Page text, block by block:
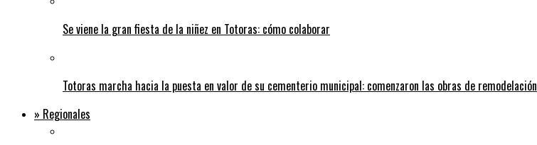
Se viene la gran fiesta de la niñez en Totoras: cómo colaborar
Totoras marcha hacia la puesta en valor de su cementerio municipal: comenzaron las obras de remodelación
» Regionales